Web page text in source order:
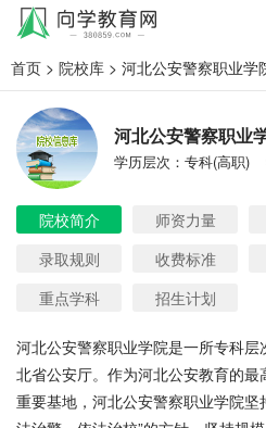
首页 > 院校库 > 河北公安警察职业学
河北公安警察职业
学历层次：专科(高职)
院校简介 师资力量
录取规则
收费标准
重点学科
招生计划
河北公安警察职业学院是一所专科
北省公安厅。作为河北公安教育的
重要基地，河北公安警察职业学院坚